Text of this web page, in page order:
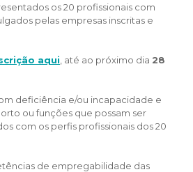
os 20 profissionais com
pelas empresas inscritas e
aqui , até ao próximo dia 28
deficiência e/ou incapacidade e
ou funções que possam ser
com os perfis profissionais dos 20
de empregabilidade das